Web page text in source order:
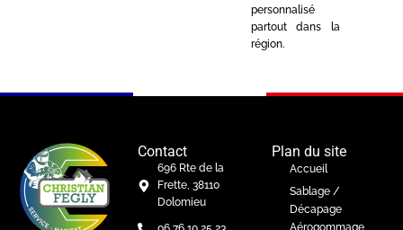
personnalisé
partout dans la
région.
Contact
696 Rte de la
Frette, 38110
Dolomieu
Plan du site
Accueil
Sablage /
Décapage